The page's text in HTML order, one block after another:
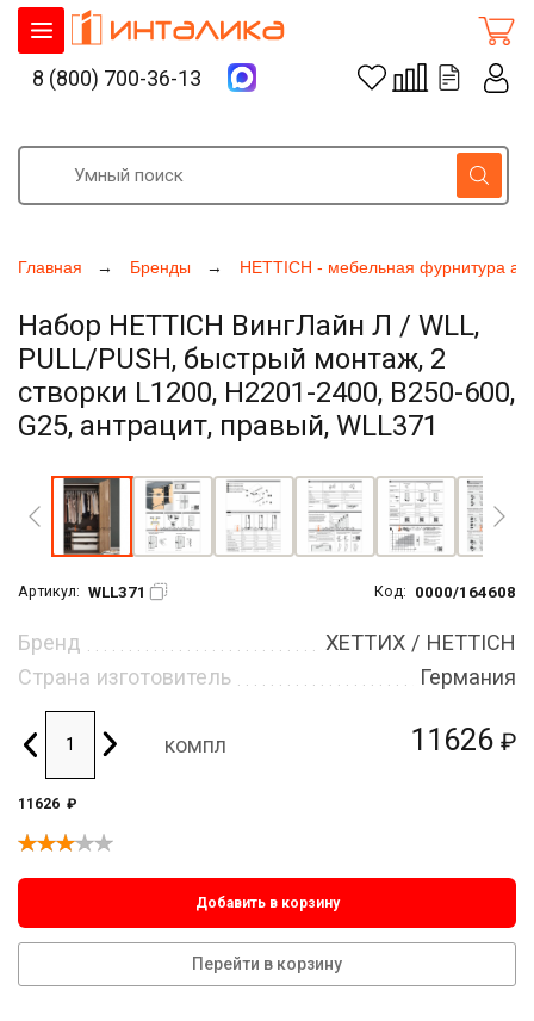
Главная Бренды HETTICH - мебельная фурнитура
Набор HETTICH ВингЛайн Л / WLL,
PULL/PUSH, быстрый монтаж, 2
створки L1200, H2201-2400, B250-600,
G25, антрацит, правый, WLL371
Артикул: WLL371 Код: 0000/164608
11626 ₽
Бренд
ХЕТТИХ / HETTICH
Страна изготовитель
Германия
компл
11626 ₽
Добавить в корзину
Перейти в корзину
8 (800) 700-36-13